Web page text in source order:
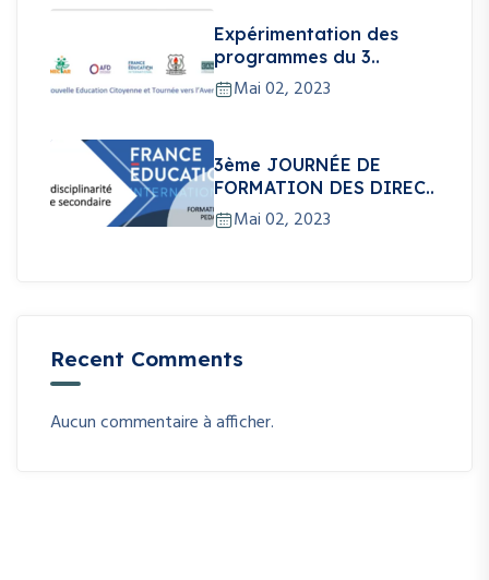
Expérimentation des
programmes du 3..
Mai 02, 2023
3ème JOURNÉE DE
FORMATION DES DIREC..
Mai 02, 2023
Recent Comments
Aucun commentaire à afficher.